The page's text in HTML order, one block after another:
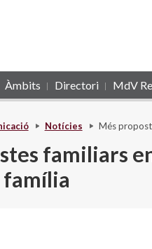
Àmbits Directori MdV
Notícies Més
familiars
família